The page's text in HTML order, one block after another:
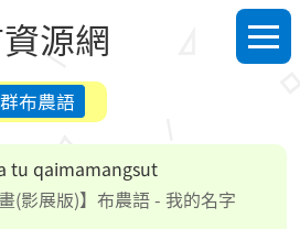
源網
選單
布農語
tu qaimamangsut
(影展版)】布農語 - 我的名字